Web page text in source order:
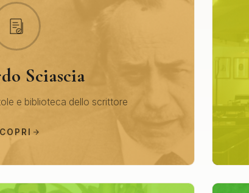
Sciascia
e biblioteca dello scrittore